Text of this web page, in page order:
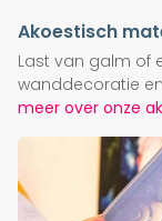
Akoestisch
Last van galm of
wanddecoratie
meer over onze